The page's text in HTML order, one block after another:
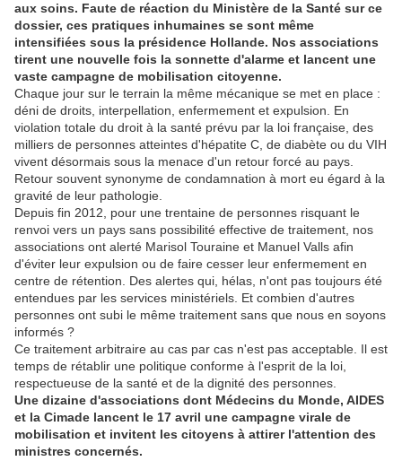
aux soins. Faute de réaction du Ministère de la Santé sur ce
dossier, ces pratiques inhumaines se sont même
intensifiées sous la présidence Hollande. Nos associations
tirent une nouvelle fois la sonnette d'alarme et lancent une
vaste campagne de mobilisation citoyenne.
Chaque jour sur le terrain la même mécanique se met en place :
déni de droits, interpellation, enfermement et expulsion. En
violation totale du droit à la santé prévu par la loi française, des
milliers de personnes atteintes d'hépatite C, de diabète ou du VIH
vivent désormais sous la menace d'un retour forcé au pays.
Retour souvent synonyme de condamnation à mort eu égard à la
gravité de leur pathologie.
Depuis fin 2012, pour une trentaine de personnes risquant le
renvoi vers un pays sans possibilité effective de traitement, nos
associations ont alerté Marisol Touraine et Manuel Valls afin
d'éviter leur expulsion ou de faire cesser leur enfermement en
centre de rétention. Des alertes qui, hélas, n'ont pas toujours été
entendues par les services ministériels. Et combien d'autres
personnes ont subi le même traitement sans que nous en soyons
informés ?
Ce traitement arbitraire au cas par cas n'est pas acceptable. Il est
temps de rétablir une politique conforme à l'esprit de la loi,
respectueuse de la santé et de la dignité des personnes.
Une dizaine d'associations dont Médecins du Monde, AIDES
et la Cimade lancent le 17 avril une campagne virale de
mobilisation et invitent les citoyens à attirer l'attention des
ministres concernés.